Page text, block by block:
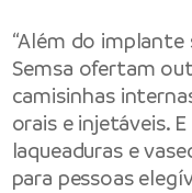
“Além do implante
Semsa ofertam
camisinhas
orais e injetáveis.
laqueaduras e
para pessoas